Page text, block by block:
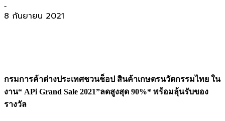
-
8 กันยายน 2021
กรมการค้าต่างประเทศชวนช็อป สินค้าเกษตรนวัตกรรมไทย ใน
งาน“ APi Grand Sale 2021”ลดสูงสุด 90%* พร้อมลุ้นรับของ
รางวัล